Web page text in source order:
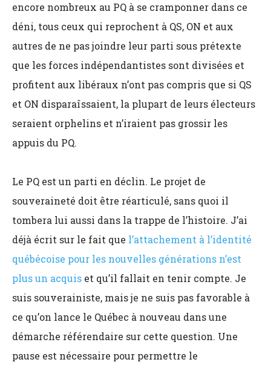
encore nombreux au PQ à se cramponner dans ce
déni, tous ceux qui reprochent à QS, ON et aux
autres de ne pas joindre leur parti sous prétexte
que les forces indépendantistes sont divisées et
profitent aux libéraux n’ont pas compris que si QS
et ON disparaîssaient, la plupart de leurs électeurs
seraient orphelins et n’iraient pas grossir les
appuis du PQ.
Le PQ est un parti en déclin. Le projet de
souveraineté doit être réarticulé, sans quoi il
tombera lui aussi dans la trappe de l’histoire. J’ai
déjà écrit sur le fait que l’attachement à l’identité
québécoise pour les nouvelles générations n’est
plus un acquis et qu’il fallait en tenir compte. Je
suis souverainiste, mais je ne suis pas favorable à
ce qu’on lance le Québec à nouveau dans une
démarche référendaire sur cette question. Une
pause est nécessaire pour permettre le